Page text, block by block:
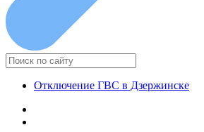
Отключение ГВС в Дзержинске